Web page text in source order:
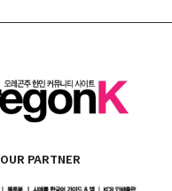
OUR PARTNER